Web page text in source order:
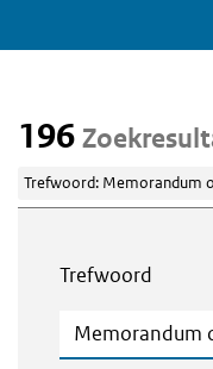
196
Trefwoord: Memorandum
Trefwoord
Trefwoord